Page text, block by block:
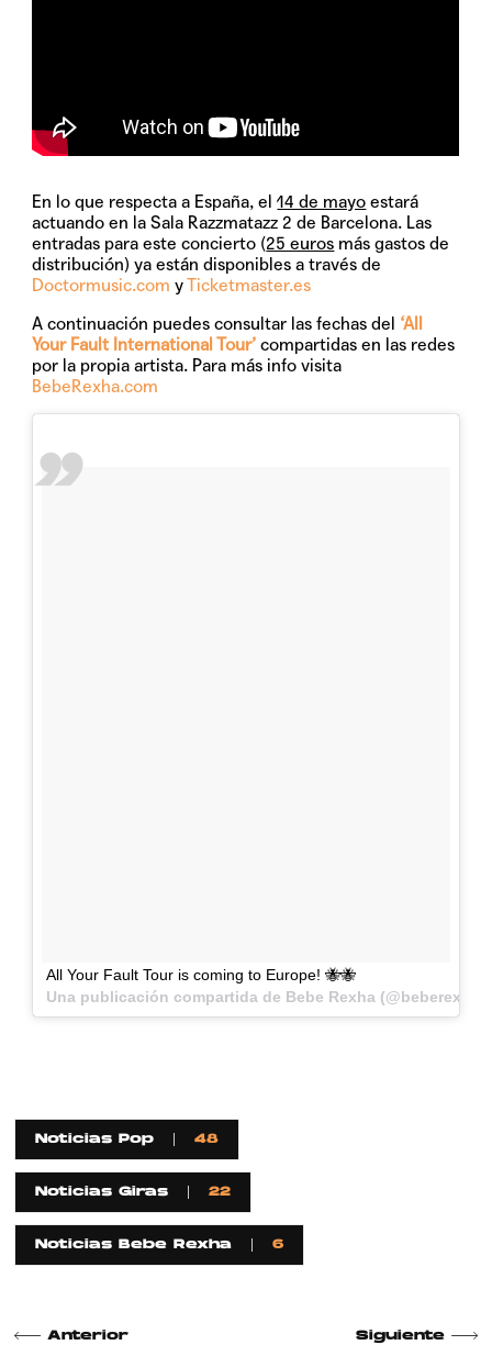
En lo que respecta a España, el14 de mayo estará
actuando en la Sala Razzmatazz 2 de Barcelona. Las
entradas para este concierto (25 euros más gastos de
distribución) ya están disponibles a través de
Doctormusic.com yTicketmaster.es
A continuación puedes consultar las fechas del ‘All
Your Fault International Tour’compartidas en las redes
por la propia artista. Para más info visita
BebeRexha.com
All Your Fault Tour is coming to Europe! 🐝🐝
Una publicación compartida de Bebe Rexha
Noticias Pop 48
Noticias Giras 22
Noticias Bebe Rexha 6
Anterior Siguiente